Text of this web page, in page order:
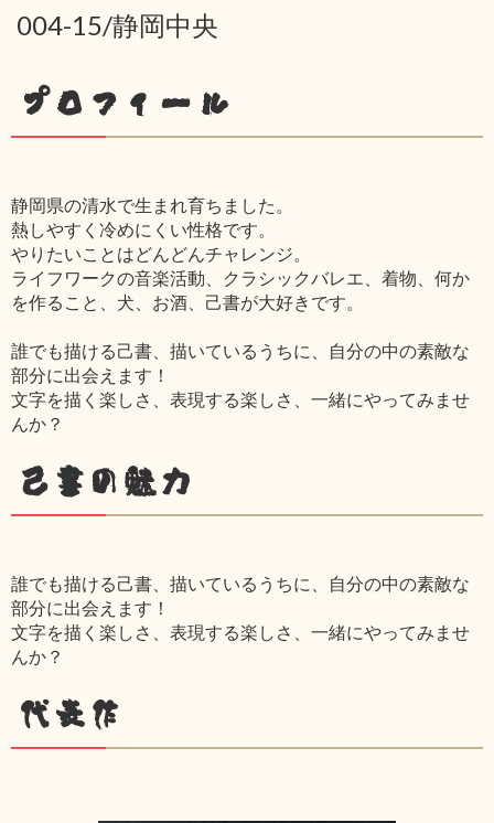
004-15/静岡中央
プロフィール
静岡県の清水で生まれ育ちました。
熱しやすく冷めにくい性格です。
やりたいことはどんどんチャレンジ。
ライフワークの音楽活動、クラシックバレエ、着物、何か
を作ること、犬、お酒、己書が大好きです。
誰でも描ける己書、描いているうちに、自分の中の素敵な
部分に出会えます！
文字を描く楽しさ、表現する楽しさ、一緒にやってみませ
んか？
己書の魅力
誰でも描ける己書、描いているうちに、自分の中の素敵な
部分に出会えます！
文字を描く楽しさ、表現する楽しさ、一緒にやってみませ
んか？
代表作